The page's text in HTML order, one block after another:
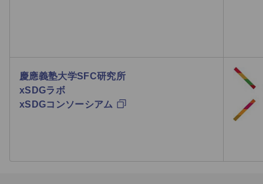
慶應義塾大学SFC研究所
xSDGラボ
xSDGコンソーシアム